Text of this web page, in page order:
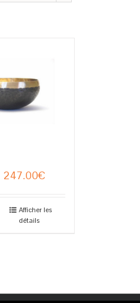
247.00€Plage
102.00€
Afficher les
détails